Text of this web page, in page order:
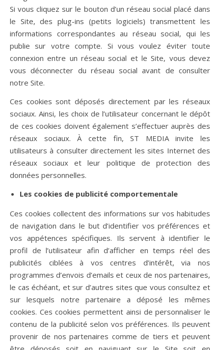
Si vous cliquez sur le bouton d’un réseau social placé dans
le Site, des plug-ins (petits logiciels) transmettent les
informations correspondantes au réseau social, qui les
publie sur votre compte. Si vous voulez éviter toute
connexion entre un réseau social et le Site, vous devez
vous déconnecter du réseau social avant de consulter
notre Site.
Ces cookies sont déposés directement par les réseaux
sociaux. Ainsi, les choix de l’utilisateur concernant le dépôt
de ces cookies doivent également s’effectuer auprès des
réseaux sociaux. À cette fin, ST MEDIA invite les
utilisateurs à consulter directement les sites Internet des
réseaux sociaux et leur politique de protection des
données personnelles.
Les cookies de publicité comportementale
Ces cookies collectent des informations sur vos habitudes
de navigation dans le but d’identifier vos préférences et
vos appétences spécifiques. Ils servent à identifier le
profil de l’utilisateur afin d’afficher en temps réel des
publicités ciblées à vos centres d’intérêt, via nos
programmes d’envois d’emails et ceux de nos partenaires,
le cas échéant, et sur d’autres sites que vous consultez et
sur lesquels notre partenaire a déposé les mêmes
cookies. Ces cookies permettent ainsi de personnaliser le
contenu de la publicité selon vos préférences. Ils peuvent
provenir de nos partenaires comme de tiers et peuvent